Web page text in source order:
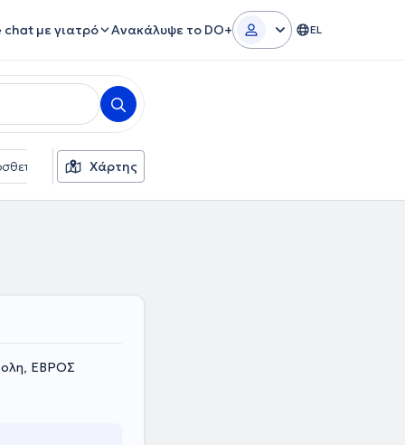
chat με γιατρό Ανακάλυψε το DO+ EL
φίλτρα Γλώσσες
Χάρτης
ΕΒΡΟΣ